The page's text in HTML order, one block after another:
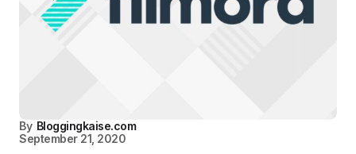
By Bloggingkaise.com
September 21, 2020